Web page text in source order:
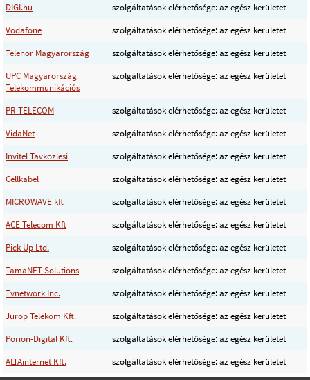
DIGI.hu
szolgáltatások elérhetősége: az egész kerületet
Vodafone
szolgáltatások elérhetősége: az egész kerületet
Telenor Magyarország
szolgáltatások elérhetősége: az egész kerületet
UPC Magyarország
Telekommunikációs
szolgáltatások elérhetősége: az egész kerületet
PR-TELECOM
szolgáltatások elérhetősége: az egész kerületet
VidaNet
szolgáltatások elérhetősége: az egész kerületet
Invitel Tavkozlesi
szolgáltatások elérhetősége: az egész kerületet
Cellkabel
szolgáltatások elérhetősége: az egész kerületet
MICROWAVE kft
szolgáltatások elérhetősége: az egész kerületet
ACE Telecom Kft
szolgáltatások elérhetősége: az egész kerületet
Pick-Up Ltd.
szolgáltatások elérhetősége: az egész kerületet
TamaNET Solutions
szolgáltatások elérhetősége: az egész kerületet
Tvnetwork Inc.
szolgáltatások elérhetősége: az egész kerületet
Jurop Telekom Kft.
szolgáltatások elérhetősége: az egész kerületet
Porion-Digital Kft.
szolgáltatások elérhetősége: az egész kerületet
ALTAinternet Kft.
szolgáltatások elérhetősége: az egész kerületet